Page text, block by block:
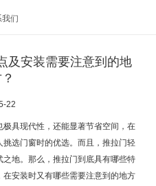
我们
及安装需要注意到的地
22
具现代性，还能显著节省空间，在
选门窗时的优选。而且，推拉门轻
地。那么，推拉门到底具有哪些特
安装时又有哪些需要注意到的地方